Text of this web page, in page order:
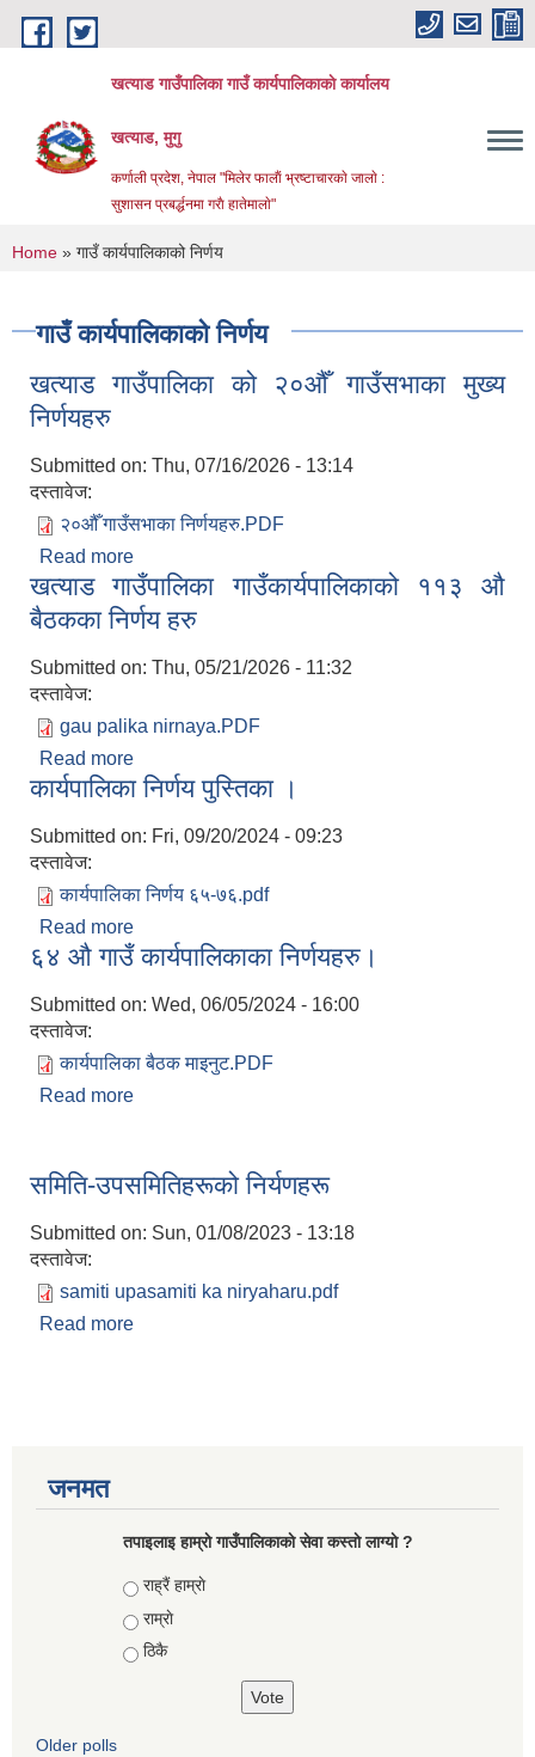
Skip to main content
खत्याड गाउँपालिका गाउँ कार्यपालिकाकाे कार्यालय
खत्याड, मुगु
कर्णाली प्रदेश, नेपाल "मिलेर फालाैं भ्रष्टाचारकाे जालाे :
सुशासन प्रबर्द्धनमा गराै‌ हातेमालाे"
You are here
Home » गाउँ कार्यपालिकाको निर्णय
गाउँ कार्यपालिकाको निर्णय
खत्याड गाउँपालिका को २०औँ गाउँसभाका मुख्य
निर्णयहरु
Submitted on: Thu, 07/16/2026 - 13:14
दस्तावेज:
२०औँ गाउँसभाका निर्णयहरु.PDF
Read more
निर्णयहरु
खत्याड गाउँपालिका गाउँकार्यपालिकाको ११३ ‍‍औ
बैठकका निर्णय हरु
Submitted on: Thu, 05/21/2026 - 11:32
दस्तावेज:
gau palika nirnaya.PDF
Read more
बैठकका निर्णय हरु
कार्यपालिका निर्णय पुस्तिका ।
Submitted on: Fri, 09/20/2024 - 09:23
दस्तावेज:
कार्यपालिका निर्णय ६५-७६.pdf
Read more
६४ औ गाउँ कार्यपालिकाका निर्णयहरु।
Submitted on: Wed, 06/05/2024 - 16:00
दस्तावेज:
कार्यपालिका बैठक माइनुट.PDF
Read more
समिति-उपसमितिहरूको निर्यणहरू
Submitted on: Sun, 01/08/2023 - 13:18
दस्तावेज:
samiti upasamiti ka niryaharu.pdf
Read more
जनमत
तपाइलाइ हाम्राे गाउँपालिकाकाे सेवा कस्ताे लाग्याे ?
Choices
राह्रैं हाम्राे
राम्राे
ठिकै
Older polls